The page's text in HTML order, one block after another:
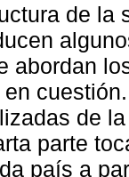
de la
abordan
de
parte
país a